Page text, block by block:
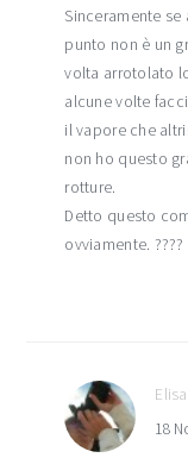
Sinceramente
punto non è un
volta arrotolato
alcune volte
il vapore che
non ho questo
rotture.
Detto questo
ovviamente. ????
18